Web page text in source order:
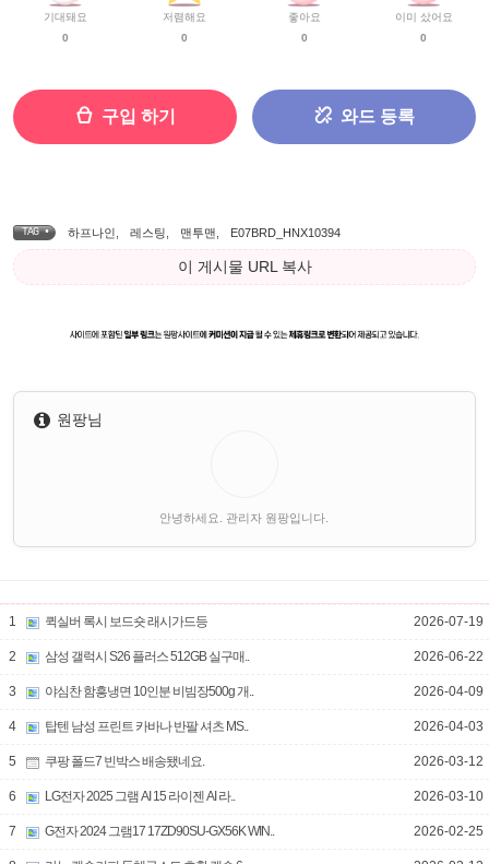
기대돼요
0
저렴해요
0
좋아요
0
이미 샀어요
0
구입 하기 와드 등록
TAG • 하프나인 레스팅 맨투맨 E07BRD_HNX10394
이 게시물 URL 복사
원팡님
안녕하세요. 관리자 원팡입니다.
1 퀵실버 록시 보드숏 래시가드등 2026-07-19
2 삼성 갤럭시 S26 플러스 512GB 실구매.. 2026-06-22
3 야심찬 함흥냉면 10인분 비빔장500g 개.. 2026-04-09
4 탑텐 남성 프린트 카바나 반팔 셔츠 MS.. 2026-04-03
5 쿠팡 폴드7 빈박스 배송됐네요. 2026-03-12
6 LG전자 2025 그램 AI 15 라이젠 AI 라.. 2026-03-10
7 G전자 2024 그램17 17ZD90SU-GX56K WIN.. 2026-02-25